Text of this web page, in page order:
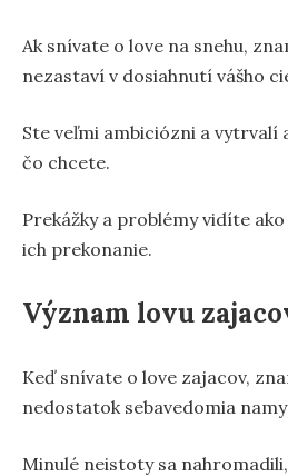
Ak snívate o love na snehu,
nezastaví v dosiahnutí vášho
Ste veľmi ambiciózni a vytrvalí
čo chcete.
Prekážky a problémy vidíte
ich prekonanie.
Význam lovu
Keď snívate o love zajacov,
nedostatok sebavedomia
Minulé neistoty sa